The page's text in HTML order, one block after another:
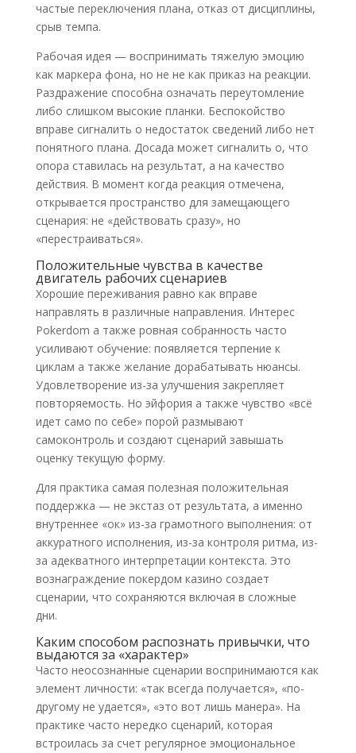
частые переключения плана, отказ от дисциплины,
срыв темпа.
Рабочая идея — воспринимать тяжелую эмоцию
как маркера фона, но не не как приказ на реакции.
Раздражение способна означать переутомление
либо слишком высокие планки. Беспокойство
вправе сигналить о недостаток сведений либо нет
понятного плана. Досада может сигналить о, что
опора ставилась на результат, а на качество
действия. В момент когда реакция отмечена,
открывается пространство для замещающего
сценария: не «действовать сразу», но
«перестраиваться».
Положительные чувства в качестве
двигатель рабочих сценариев
Хорошие переживания равно как вправе
направлять в различные направления. Интерес
Pokerdom а также ровная собранность часто
усиливают обучение: появляется терпение к
циклам а также желание дорабатывать нюансы.
Удовлетворение из-за улучшения закрепляет
повторяемость. Но эйфория а также чувство «всё
идет само по себе» порой размывают
самоконтроль и создают сценарий завышать
оценку текущую форму.
Для практика самая полезная положительная
поддержка — не экстаз от результата, а именно
внутреннее «ок» из-за грамотного выполнения: от
аккуратного исполнения, из-за контроля ритма, из-
за адекватного интерпретации контекста. Это
вознаграждение покердом казино создает
сценарии, что сохраняются включая в сложные
дни.
Каким способом распознать привычки, что
выдаются за «характер»
Часто неосознанные сценарии воспринимаются как
элемент личности: «так всегда получается», «по-
другому не удается», «это вот лишь манера». На
практике часто нередко сценарий, которая
встроилась за счет регулярное эмоциональное